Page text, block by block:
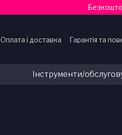
Оплата і доставка Гарантія та
Інструменти/